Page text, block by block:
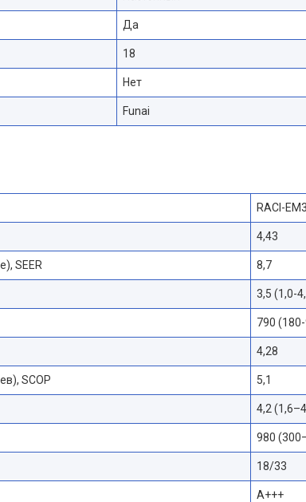
Да
18
Нет
Funai
RACI-
4,43
SEER 8,7
3,5 (1,0-
790
4,28
SCOP 5,1
4,2
980
18/33
A+++